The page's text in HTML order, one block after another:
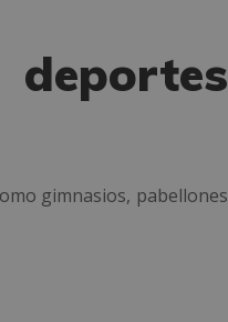
gimnasios, pabellones